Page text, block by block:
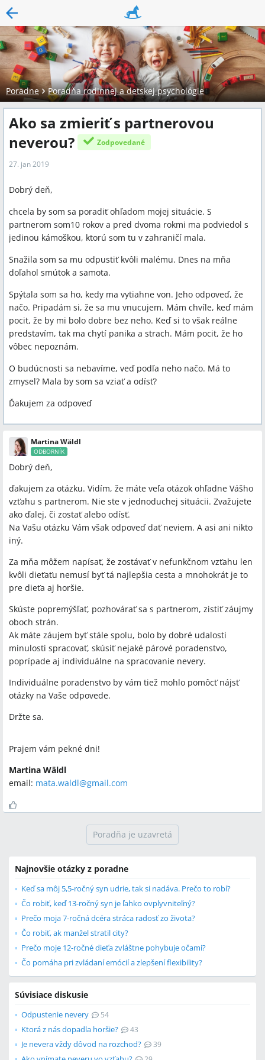
Poradne Poradňa rodinnej a detskej psychológie
Ako sa zmieriť s partnerovou
neverou?
Zodpovedané
27. jan 2019
Dobrý deň,
chcela by som sa poradiť ohľadom mojej situácie. S
partnerom som10 rokov a pred dvoma rokmi ma podviedol s
jedinou kámoškou, ktorú som tu v zahraničí mala.
Snažila som sa mu odpustiť kvôli malému. Dnes na mňa
doľahol smútok a samota.
Spýtala som sa ho, kedy ma vytiahne von. Jeho odpoveď, že
načo. Pripadám si, že sa mu vnucujem. Mám chvíle, keď mám
pocit, že by mi bolo dobre bez neho. Keď si to však reálne
predstavím, tak ma chytí panika a strach. Mám pocit, že ho
vôbec nepoznám.
O budúcnosti sa nebavíme, veď podľa neho načo. Má to
zmysel? Mala by som sa vziať a odísť?
Ďakujem za odpoveď
Martina Wäldl
ODBORNÍK
Dobrý deň,
ďakujem za otázku. Vidím, že máte veľa otázok ohľadne Vášho
vzťahu s partnerom. Nie ste v jednoduchej situácii. Zvažujete
ako ďalej, či zostať alebo odísť.
Na Vašu otázku Vám však odpoveď dať neviem. A asi ani nikto
iný.
Za mňa môžem napísať, že zostávať v nefunkčnom vzťahu len
kvôli dieťaťu nemusí byť tá najlepšia cesta a mnohokrát je to
pre dieťa aj horšie.
Skúste popremýšľať, pozhovárať sa s partnerom, zistiť záujmy
oboch strán.
Ak máte záujem byť stále spolu, bolo by dobré udalosti
minulosti spracovať, skúsiť nejaké párové poradenstvo,
poprípade aj individuálne na spracovanie nevery.
Individuálne poradenstvo by vám tiež mohlo pomôcť nájsť
otázky na Vaše odpovede.
Držte sa.
Prajem vám pekné dni!
Martina Wäldl
email: mata.waldl@gmail.com
Poradňa je uzavretá
Najnovšie otázky z poradne
Keď sa môj 5,5-ročný syn udrie, tak si nadáva. Prečo to robí?
Čo robiť, keď 13-ročný syn je ľahko ovplyvniteľný?
Prečo moja 7-ročná dcéra stráca radosť zo života?
Čo robiť, ak manžel stratil city?
Prečo moje 12-ročné dieťa zvláštne pohybuje očami?
Čo pomáha pri zvládaní emócií a zlepšení flexibility?
Súvisiace diskusie
Odpustenie nevery 54
Ktorá z nás dopadla horšie? 43
Je nevera vždy dôvod na rozchod? 39